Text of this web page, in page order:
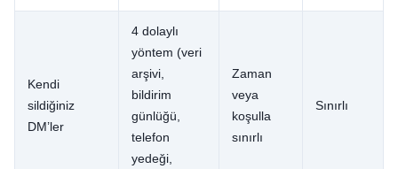
Kendi
sildiğiniz
DM’ler
4 dolaylı
yöntem (veri
arşivi,
bildirim
günlüğü,
telefon
yedeği,
Zaman
veya
koşulla
sınırlı
Sınırlı